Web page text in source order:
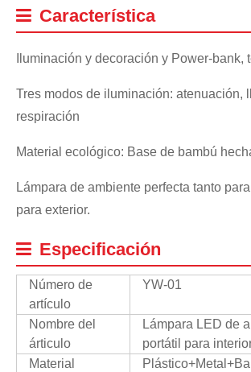
Característica
Iluminación y decoración y Power-bank,
Tres modos de iluminación: atenuación,
respiración
Material ecológico: Base de bambú
Lámpara de ambiente perfecta tanto
para exterior.
Especificación
Número de
artículo
YW-01
Nombre del
árticulo
Lámpara LED de
portátil para
Material